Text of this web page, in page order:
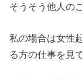
そうそう他人の
私の場合は女性
る方の仕事を見